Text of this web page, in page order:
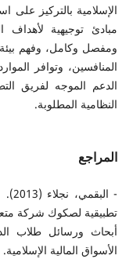
الإسلامية بالتركيز
مبادئ توجيهية لأهداف
ومفصل وكامل، وفهم
المنافسين، وتوافر
الدعم الموجه لفريق
النظامية المطلوبة.
المراجع
-
تطبيقية لصكوك شركة
أبحاث ورسائل طلاب
الأسواق المالية الإسلامية.